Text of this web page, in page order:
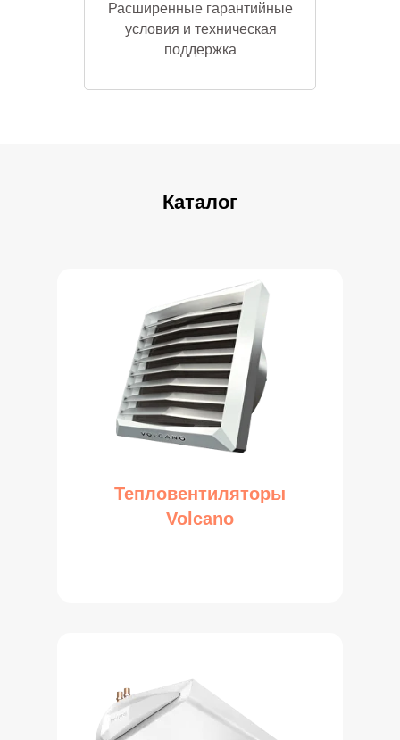
Расширенные гарантийные
условия и техническая
поддержка
Каталог
Тепловентиляторы
Volcano